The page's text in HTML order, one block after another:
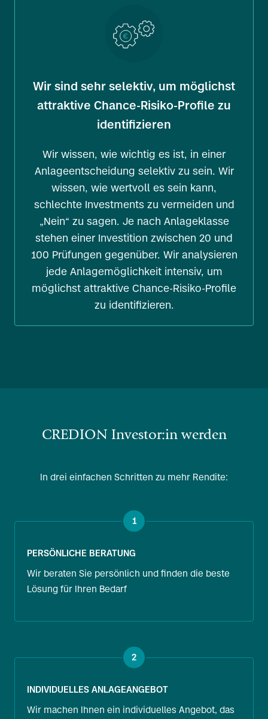
Wir sind sehr selektiv, um möglichst
attraktive Chance-Risiko-Profile zu
identifizieren
Wir wissen, wie wichtig es ist, in einer
Anlageentscheidung selektiv zu sein. Wir
wissen, wie wertvoll es sein kann,
schlechte Investments zu vermeiden und
„Nein“ zu sagen. Je nach Anlageklasse
stehen einer Investition zwischen 20 und
100 Prüfungen gegenüber. Wir analysieren
jede Anlagemöglichkeit intensiv, um
möglichst attraktive Chance-Risiko-Profile
zu identifizieren.
CREDION Investor:in werden
In drei einfachen Schritten zu mehr Rendite:
1
PERSÖNLICHE BERATUNG
Wir beraten Sie persönlich und finden die beste
Lösung für Ihren Bedarf
2
INDIVIDUELLES ANLAGEANGEBOT
Wir machen Ihnen ein individuelles Angebot, das